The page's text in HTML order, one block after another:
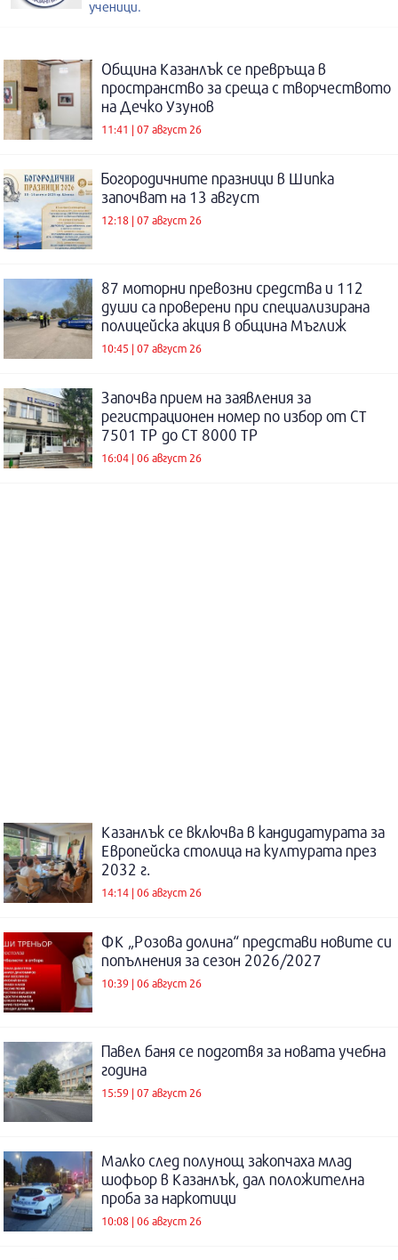
ученици.
Община Казанлък се превръща в
пространство за среща с творчеството
на Дечко Узунов
11:41 | 07 август 26
Богородичните празници в Шипка
започват на 13 август
12:18 | 07 август 26
87 моторни превозни средства и 112
души са проверени при специализирана
полицейска акция в община Мъглиж
10:45 | 07 август 26
Започва прием на заявления за
регистрационен номер по избор от СТ
7501 ТР до СТ 8000 ТР
16:04 | 06 август 26
Казанлък се включва в кандидатурата за
Европейска столица на културата през
2032 г.
14:14 | 06 август 26
ФК „Розова долина“ представи новите си
попълнения за сезон 2026/2027
10:39 | 06 август 26
Павел баня се подготвя за новата учебна
година
15:59 | 07 август 26
Малко след полунощ закопчаха млад
шофьор в Казанлък, дал положителна
проба за наркотици
10:08 | 06 август 26